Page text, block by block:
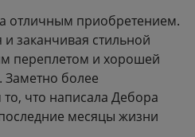
отличным приобретением.
заканчивая стильной
переплетом и хорошей
Заметно более
что написала Дебора
месяцы жизни